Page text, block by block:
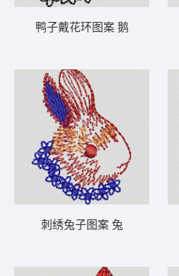
鸭子戴花环图案 鹅
刺绣兔子图案 兔